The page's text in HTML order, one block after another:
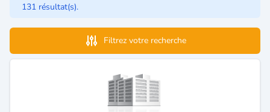
131 résultat(s).
Filtrez votre recherche